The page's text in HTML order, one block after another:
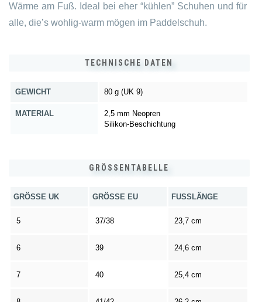
Wärme am Fuß. Ideal bei eher “kühlen” Schuhen und für
alle, die’s wohlig-warm mögen im Paddelschuh.
TECHNISCHE DATEN
GEWICHT 80 g (UK 9)
MATERIAL
2,5 mm Neopren
Silikon-Beschichtung
GRÖSSENTABELLE
GRÖSSE UK GRÖSSE EU FUSSLÄNGE
5 37/38 23,7 cm
6 39 24,6 cm
7 40 25,4 cm